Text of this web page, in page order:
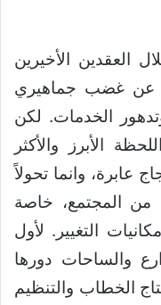
العقدين الأخيرين
عن غضب جماهيري
الخدمات. لكن
شكلت اللحظة الأبرز والأكثر
عابرة، وانما تحولاً
المجتمع، خاصة
التغيير. لأول
والساحات دورها
الخطاب والتنظيم